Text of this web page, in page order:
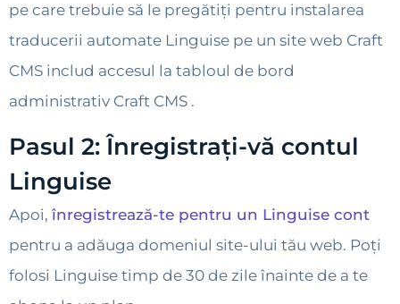
pe care trebuie să le pregătiți pentru instalarea
traducerii automate Linguise pe un site web Craft
CMS includ accesul la tabloul de bord
administrativ Craft CMS .
Pasul 2: Înregistrați-vă contul
Linguise
Apoi, înregistrează-te pentru un Linguise cont
pentru a adăuga domeniul site-ului tău web. Poți
folosi Linguise timp de 30 de zile înainte de a te